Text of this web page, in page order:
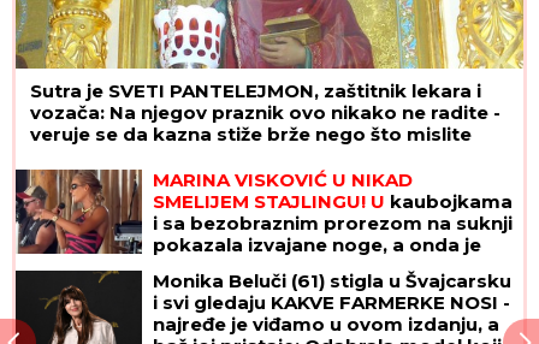
Sutra je SVETI PANTELEJMON, zaštitnik lekara i
vozača: Na njegov praznik ovo nikako ne radite -
veruje se da kazna stiže brže nego što mislite
MARINA VISKOVIĆ U NIKAD
SMELIJEM STAJLINGU! U kaubojkama
i sa bezobraznim prorezom na suknji
pokazala izvajane noge, a onda je
sevnulo i više nego što je planirala
(Foto)
Monika Beluči (61) stigla u Švajcarsku
i svi gledaju KAKVE FARMERKE NOSI -
najređe je viđamo u ovom izdanju, a